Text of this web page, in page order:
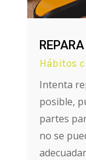
REPARA
Hábitos
Intenta
posible,
partes
no se